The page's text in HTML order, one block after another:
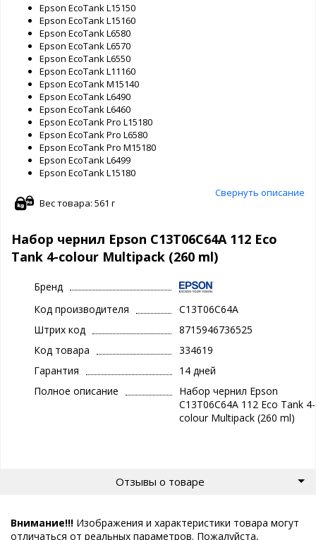
Epson EcoTank L15150
Epson EcoTank L15160
Epson EcoTank L6580
Epson EcoTank L6570
Epson EcoTank L6550
Epson EcoTank L11160
Epson EcoTank M15140
Epson EcoTank L6490
Epson EcoTank L6460
Epson EcoTank Pro L15180
Epson EcoTank Pro L6580
Epson EcoTank Pro M15180
Epson EcoTank L6499
Epson EcoTank L15180
Свернуть описание
Вес товара: 561 г
Набор чернил Epson C13T06C64A 112 Eco
Tank 4-colour Multipack (260 ml)
Бренд
Код производителя
C13T06C64A
Штрих код
8715946736525
Код товара
334619
Гарантия
14 дней
Полное описание
Набор чернил Epson
C13T06C64A 112 Eco Tank 4-
colour Multipack (260 ml)
Отзывы о товаре
Внимание!!! Изображения и характеристики товара могут
отличаться от реальных параметров. Пожалуйста,